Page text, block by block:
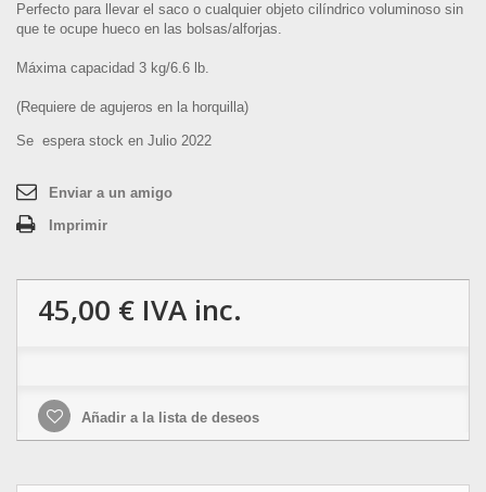
Perfecto para llevar el saco o cualquier objeto cilíndrico voluminoso sin
que te ocupe hueco en las bolsas/alforjas.
Máxima capacidad 3 kg/6.6 lb.
(Requiere de agujeros en la horquilla)
Se espera stock en Julio 2022
Enviar a un amigo
Imprimir
45,00 € IVA inc.
Añadir a la lista de deseos